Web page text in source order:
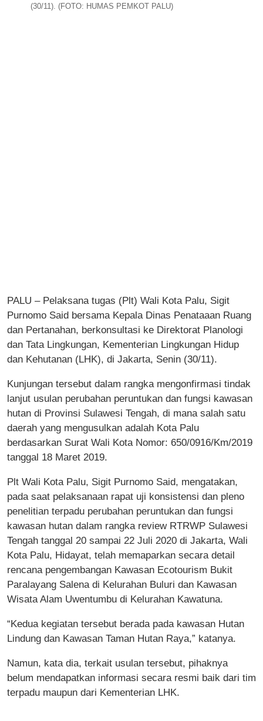
(30/11). (FOTO: HUMAS PEMKOT PALU)
PALU – Pelaksana tugas (Plt) Wali Kota Palu, Sigit
Purnomo Said bersama Kepala Dinas Penataaan Ruang
dan Pertanahan, berkonsultasi ke Direktorat Planologi
dan Tata Lingkungan, Kementerian Lingkungan Hidup
dan Kehutanan (LHK), di Jakarta, Senin (30/11).
Kunjungan tersebut dalam rangka mengonfirmasi tindak
lanjut usulan perubahan peruntukan dan fungsi kawasan
hutan di Provinsi Sulawesi Tengah, di mana salah satu
daerah yang mengusulkan adalah Kota Palu
berdasarkan Surat Wali Kota Nomor: 650/0916/Km/2019
tanggal 18 Maret 2019.
Plt Wali Kota Palu, Sigit Purnomo Said, mengatakan,
pada saat pelaksanaan rapat uji konsistensi dan pleno
penelitian terpadu perubahan peruntukan dan fungsi
kawasan hutan dalam rangka review RTRWP Sulawesi
Tengah tanggal 20 sampai 22 Juli 2020 di Jakarta, Wali
Kota Palu, Hidayat, telah memaparkan secara detail
rencana pengembangan Kawasan Ecotourism Bukit
Paralayang Salena di Kelurahan Buluri dan Kawasan
Wisata Alam Uwentumbu di Kelurahan Kawatuna.
“Kedua kegiatan tersebut berada pada kawasan Hutan
Lindung dan Kawasan Taman Hutan Raya,” katanya.
Namun, kata dia, terkait usulan tersebut, pihaknya
belum mendapatkan informasi secara resmi baik dari tim
terpadu maupun dari Kementerian LHK.